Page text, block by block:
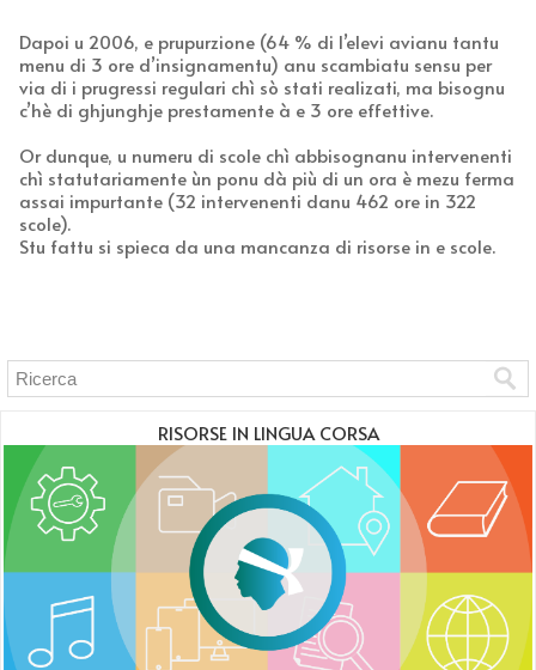
Dapoi u 2006, e prupurzione (64 % di l’elevi avianu tantu
menu di 3 ore d’insignamentu) anu scambiatu sensu per
via di i prugressi regulari chì sò stati realizati, ma bisognu
c’hè di ghjunghje prestamente à e 3 ore effettive.
Or dunque, u numeru di scole chì abbisognanu intervenenti
chì statutariamente ùn ponu dà più di un ora è mezu ferma
assai impurtante (32 intervenenti danu 462 ore in 322
scole).
Stu fattu si spieca da una mancanza di risorse in e scole.
RISORSE IN LINGUA CORSA